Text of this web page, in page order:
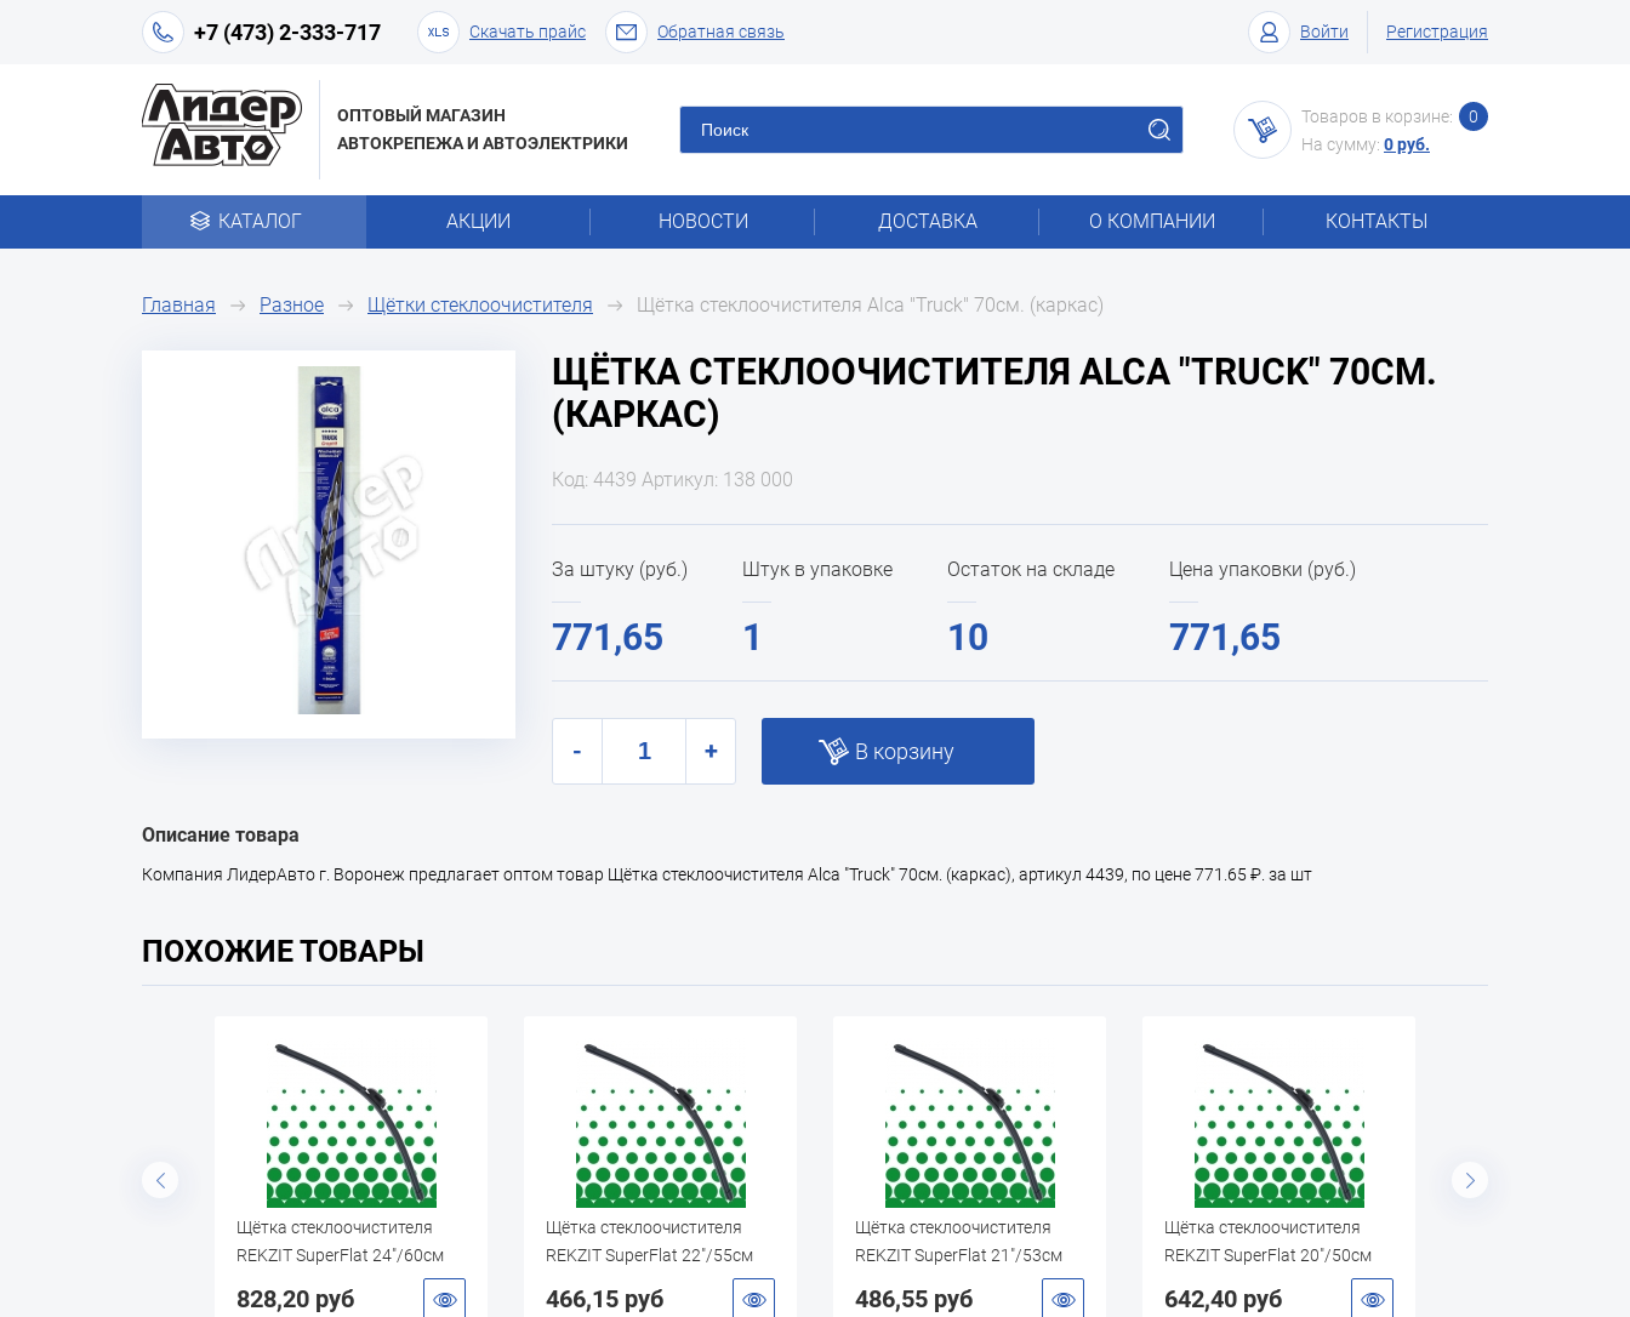
+7 (473) 2-333-717 Скачать прайс Обратная связь Войти Регистрация
ОПТОВЫЙ МАГАЗИН
АВТОКРЕПЕЖА И АВТОЭЛЕКТРИКИ
Товаров в корзине:
0
На сумму: 0 руб.
КАТАЛОГ АКЦИИ НОВОСТИ ДОСТАВКА О КОМПАНИИ КОНТАКТЫ
Главная Разное Щётки стеклоочистителя Щётка стеклоочистителя Alca "Truck" 70см. (каркас)
ЩЁТКА СТЕКЛООЧИСТИТЕЛЯ ALCA "TRUCK" 70СМ.
(КАРКАС)
Код: 4439 Артикул: 138 000
За штуку (руб.)
771,65
Штук в упаковке
1
Остаток на складе
10
Цена упаковки (руб.)
771,65
- + В корзину
Описание товара
Компания ЛидерАвто г. Воронеж предлагает оптом товар Щётка стеклоочистителя Alca "Truck" 70см. (каркас), артикул 4439, по цене 771.65 ₽. за шт
ПОХОЖИЕ ТОВАРЫ
Щётка стеклоочистителя
REKZIT SuperFlat 24"/60см
828,20 руб
Щётка стеклоочистителя
REKZIT SuperFlat 22"/55см
466,15 руб
Щётка стеклоочистителя
REKZIT SuperFlat 21"/53см
486,55 руб
Щётка стеклоочистителя
REKZIT SuperFlat 20"/50см
642,40 руб